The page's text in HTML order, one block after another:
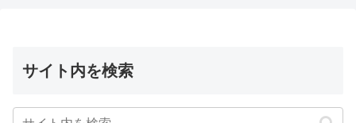
サイト内を検索